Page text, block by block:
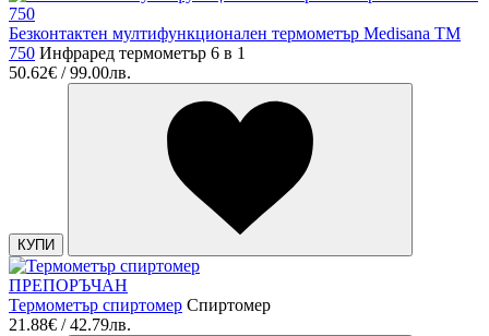
Безконтактен мултифункционален термометър Medisana TM
750 Инфраред термометър 6 в 1
50.62€ / 99.00лв.
КУПИ
ПРЕПОРЪЧАН
Термометър спиртомер Спиртомер
21.88€ / 42.79лв.